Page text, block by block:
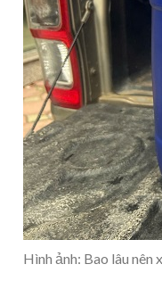
Hình ảnh: Bao lâu